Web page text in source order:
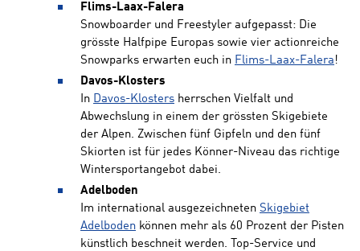
Flims-Laax-Falera
Snowboarder und Freestyler aufgepasst: Die
grösste Halfpipe Europas sowie vier actionreiche
Snowparks erwarten euch in Flims-Laax-Falera !
Davos-Klosters
In Davos-Klosters herrschen Vielfalt und
Abwechslung in einem der grössten Skigebiete
der Alpen. Zwischen fünf Gipfeln und den fünf
Skiorten ist für jedes Könner-Niveau das richtige
Wintersportangebot dabei.
Adelboden
Im international ausgezeichneten Skigebiet
Adelboden können mehr als 60 Prozent der Pisten
künstlich beschneit werden. Top-Service und